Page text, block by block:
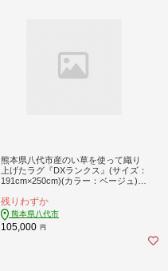
熊本県八代市産のい草を使って織り
上げたラグ『DXランクス』(サイズ：
191cm×250cm)(カラー：ベージュ)
ト 絨毯 マット 織物 敷き物 インテリ
ア
残りわずか
熊本県八代市
105,000 円